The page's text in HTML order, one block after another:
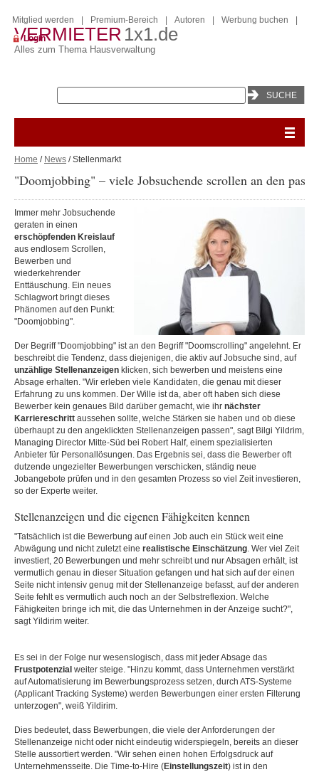
VERMIETER 1x1.de
Alles zum Thema Hausverwaltung
Mitglied werden Premium-Bereich Autoren Werbung buchen
Login
Home / News / Stellenmarkt
"Doomjobbing" – viele Jobsuchende scrollen an den
Immer mehr Jobsuchende
geraten in einen
erschöpfenden Kreislauf
aus endlosem Scrollen,
Bewerben und
wiederkehrender
Enttäuschung. Ein neues
Schlagwort bringt dieses
Phänomen auf den Punkt:
"Doomjobbing".
Der Begriff "Doomjobbing" ist an den Begriff "Doomscrolling" angelehnt. Er
beschreibt die Tendenz, dass diejenigen, die aktiv auf Jobsuche sind, auf
unzählige Stellenanzeigen klicken, sich bewerben und meistens eine
Absage erhalten. "Wir erleben viele Kandidaten, die genau mit dieser
Erfahrung zu uns kommen. Der Wille ist da, aber oft haben sich diese
Bewerber kein genaues Bild darüber gemacht, wie ihr nächster
Karriereschritt aussehen sollte, welche Stärken sie haben und ob diese
überhaupt zu den angeklickten Stellenanzeigen passen", sagt Bilgi Yildrim,
Managing Director Mitte-Süd bei Robert Half, einem spezialisierten
Anbieter für Personallösungen. Das Ergebnis sei, dass die Bewerber oft
dutzende ungezielter Bewerbungen verschicken, ständig neue
Jobangebote prüfen und in den gesamten Prozess so viel Zeit investieren,
so der Experte weiter.
Stellenanzeigen und die eigenen Fähigkeiten kennen
"Tatsächlich ist die Bewerbung auf einen Job auch ein Stück weit eine
Abwägung und nicht zuletzt eine realistische Einschätzung. Wer viel Zeit
investiert, 20 Bewerbungen und mehr schreibt und nur Absagen erhält, ist
vermutlich genau in dieser Situation gefangen und hat sich auf der einen
Seite nicht intensiv genug mit der Stellenanzeige befasst, auf der anderen
Seite fehlt es vermutlich auch noch an der Selbstreflexion. Welche
Fähigkeiten bringe ich mit, die das Unternehmen in der Anzeige sucht?",
sagt Yildirim weiter.
Es sei in der Folge nur wesenslogisch, dass mit jeder Absage das
Frustpotenzial weiter steige. "Hinzu kommt, dass Unternehmen verstärkt
auf Automatisierung im Bewerbungsprozess setzen, durch ATS-Systeme
(Applicant Tracking Systeme) werden Bewerbungen einer ersten Filterung
unterzogen", weiß Yildirim.
Dies bedeutet, dass Bewerbungen, die viele der Anforderungen der
Stellenanzeige nicht oder nicht eindeutig widerspiegeln, bereits an dieser
Stelle aussortiert werden. "Wir sehen einen hohen Erfolgsdruck auf
Unternehmensseite. Die Time-to-Hire (Einstellungszeit) ist in den